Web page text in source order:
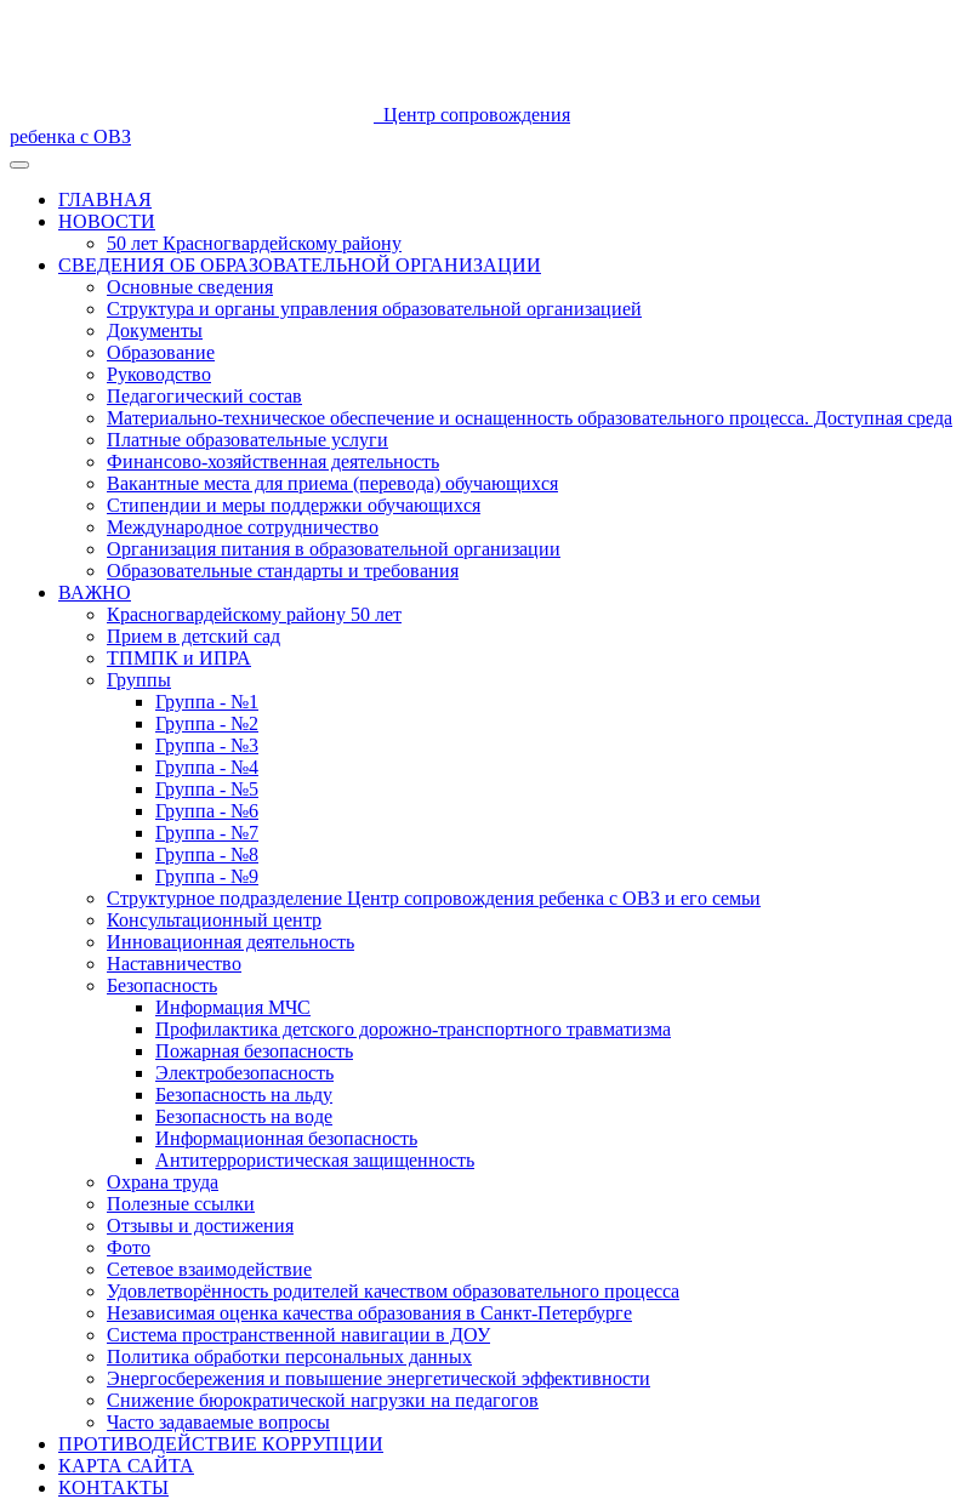
Центр сопровождения
ребенка с ОВЗ
ГЛАВНАЯ
НОВОСТИ
50 лет Красногвардейскому району
СВЕДЕНИЯ ОБ ОБРАЗОВАТЕЛЬНОЙ ОРГАНИЗАЦИИ
Основные сведения
Структура и органы управления образовательной организацией
Документы
Образование
Руководство
Педагогический состав
Материально-техническое обеспечение и оснащенность образовательного процесса. Доступная среда
Платные образовательные услуги
Финансово-хозяйственная деятельность
Вакантные места для приема (перевода) обучающихся
Стипендии и меры поддержки обучающихся
Международное сотрудничество
Организация питания в образовательной организации
Образовательные стандарты и требования
ВАЖНО
Красногвардейскому району 50 лет
Прием в детский сад
ТПМПК и ИПРА
Группы
Группа - №1
Группа - №2
Группа - №3
Группа - №4
Группа - №5
Группа - №6
Группа - №7
Группа - №8
Группа - №9
Структурное подразделение Центр сопровождения ребенка с ОВЗ и его семьи
Консультационный центр
Инновационная деятельность
Наставничество
Безопасность
Информация МЧС
Профилактика детского дорожно-транспортного травматизма
Пожарная безопасность
Электробезопасность
Безопасность на льду
Безопасность на воде
Информационная безопасность
Антитеррористическая защищенность
Охрана труда
Полезные ссылки
Отзывы и достижения
Фото
Сетевое взаимодействие
Удовлетворённость родителей качеством образовательного процесса
Независимая оценка качества образования в Санкт-Петербурге
Система пространственной навигации в ДОУ
Политика обработки персональных данных
Энергосбережения и повышение энергетической эффективности
Снижение бюрократической нагрузки на педагогов
Часто задаваемые вопросы
ПРОТИВОДЕЙСТВИЕ КОРРУПЦИИ
КАРТА САЙТА
КОНТАКТЫ